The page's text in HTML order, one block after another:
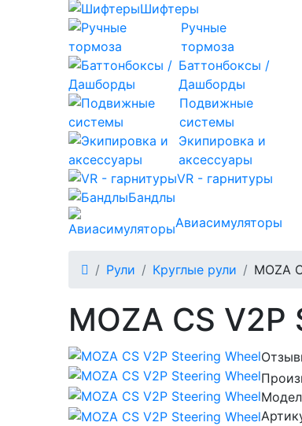
Шифтеры
Ручные
тормоза
Баттонбоксы /
Дашборды
Подвижные
системы
Экипировка и
аксессуары
VR - гарнитуры
Бандлы
Авиасимуляторы
Рули Круглые рули MOZA
MOZA CS